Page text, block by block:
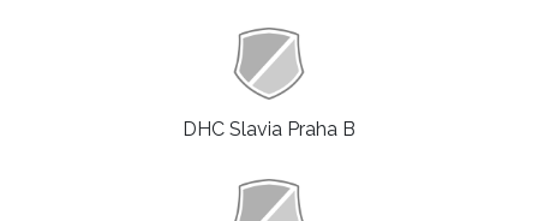
DHC Slavia Praha B